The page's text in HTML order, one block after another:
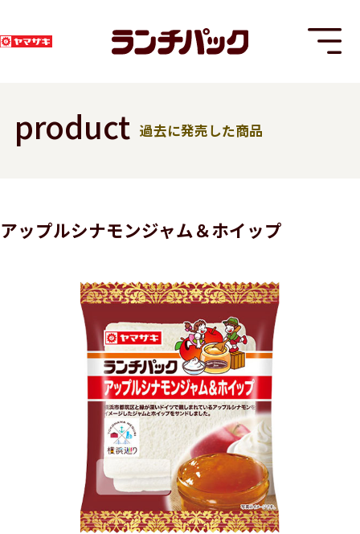
product 過去に発売した商品
アップルシナモンジャム＆ホイップ